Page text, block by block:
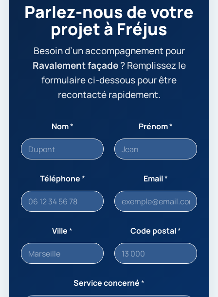
Parlez-nous de votre
projet à Fréjus
Besoin d’un accompagnement pour
Ravalement façade? Remplissez le
formulaire ci-dessous pour être
recontacté rapidement.
Nom* Prénom*
Téléphone* Email*
Ville* Code postal*
Service concerné*